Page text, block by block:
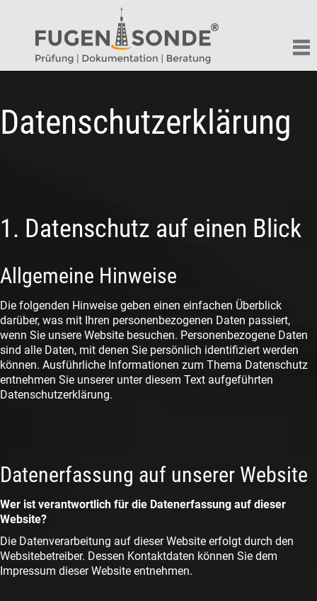
Datenschutzerklärung
1. Datenschutz auf einen Blick
Allgemeine Hinweise
Die folgenden Hinweise geben einen einfachen Überblick
darüber, was mit Ihren personenbezogenen Daten passiert,
wenn Sie unsere Website besuchen. Personenbezogene Daten
sind alle Daten, mit denen Sie persönlich identifiziert werden
können. Ausführliche Informationen zum Thema Datenschutz
entnehmen Sie unserer unter diesem Text aufgeführten
Datenschutzerklärung.
Datenerfassung auf unserer Website
Wer ist verantwortlich für die Datenerfassung auf dieser
Website?
Die Datenverarbeitung auf dieser Website erfolgt durch den
Websitebetreiber. Dessen Kontaktdaten können Sie dem
Impressum dieser Website entnehmen.